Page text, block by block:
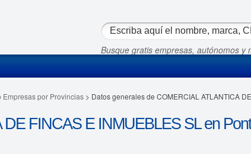
Busque gratis empresas, autónomos y
Empresas por Provincias> Datos generales de COMERCIAL ATLANTICA
FINCAS E INMUEBLES SL en